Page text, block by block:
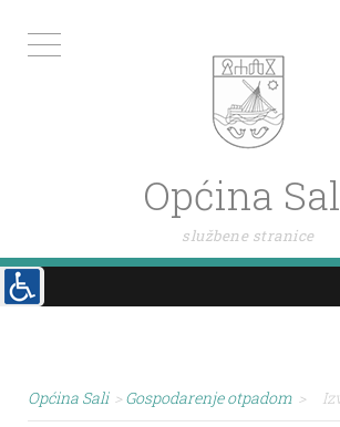
Općina
službene stranice
Općina Sali > Gospodarenje otpadom >